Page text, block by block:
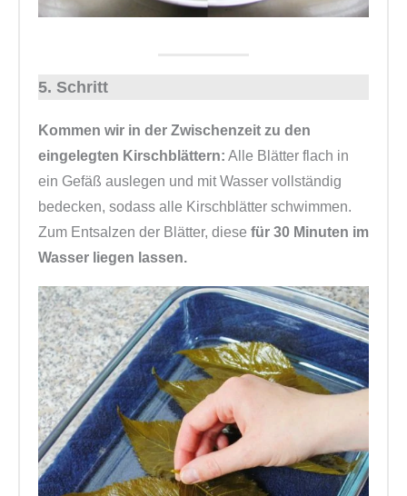
5. Schritt
Kommen wir in der Zwischenzeit zu den
eingelegten Kirschblättern: Alle Blätter flach in
ein Gefäß auslegen und mit Wasser vollständig
bedecken, sodass alle Kirschblätter schwimmen.
Zum Entsalzen der Blätter, diese für 30 Minuten im
Wasser liegen lassen.